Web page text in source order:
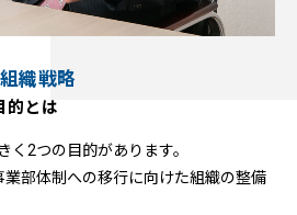
織戦略
的とは
く2つの目的があります。
部体制への移行に向けた組織の整備